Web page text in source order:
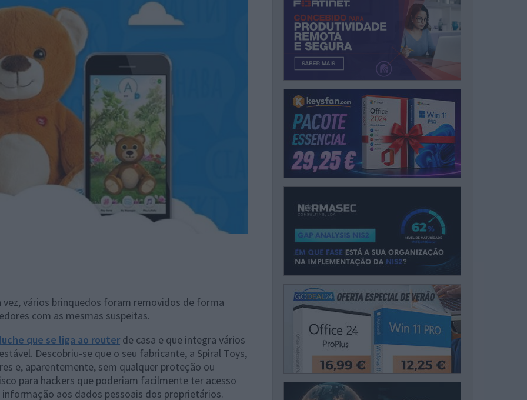
vários brinquedos foram removidos de forma
com as mesmas suspeitas.
que se liga ao router de casa e que integra vários
Descobriu-se que o seu fabricante, a Spiral Toys,
e, aparentemente, sem qualquer proteção ou
para hackers que poderiam facilmente ter acesso
aos dados pessoais dos proprietários.